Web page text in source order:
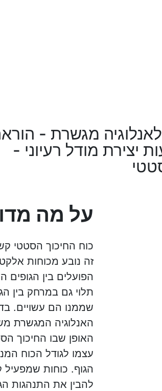
מגשרת -
יצירת מודל רעיוני -
על מה
כוח החיכוך הסטטי
זה נובע מכוחות
הפועלים בין הגופים
תלוי גם במרחק בין
שממנו הם עשויים.
האנלוגיה המגשרת
האופן שבו החיכוך
עצמו לגודל הכוח
הגוף. כוחות
להבין את התנהגות